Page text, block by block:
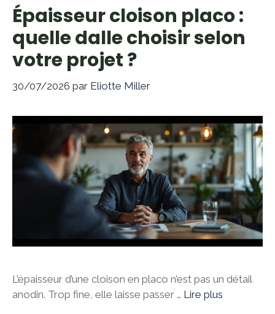
Épaisseur cloison placo :
quelle dalle choisir selon
votre projet ?
30/07/2026 par Eliotte Miller
L’épaisseur d’une cloison en placo n’est pas un détail
anodin. Trop fine, elle laisse passer … Lire plus